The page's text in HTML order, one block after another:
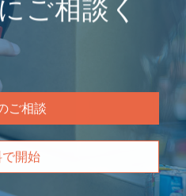
ご相談く
ご相談
開始